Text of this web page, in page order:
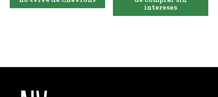
intereses